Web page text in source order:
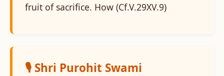
fruit of sacrifice. How (Cf.V.29XV.9)
🎙️ Shri Purohit Swami